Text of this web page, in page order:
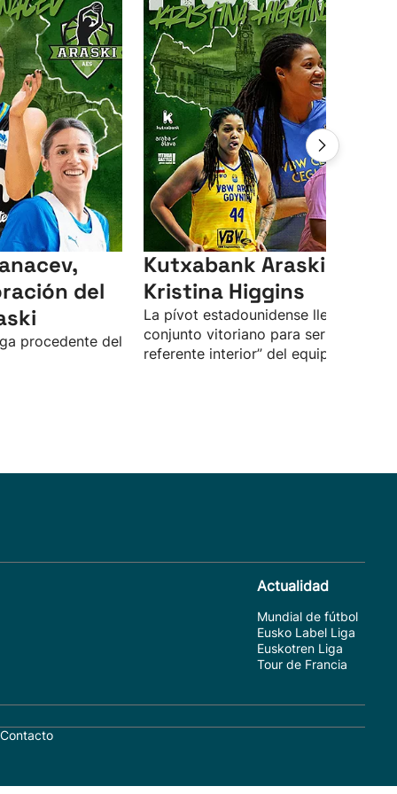
del
procedente del
Kutxabank Araski ficha
Kristina Higgins
La pívot estadounidense llega al
conjunto vitoriano para ser “la
referente interior” del equipo.
Actualidad
Mundial de fútbol
Eusko Label Liga
Euskotren Liga
Tour de Francia
Contacto